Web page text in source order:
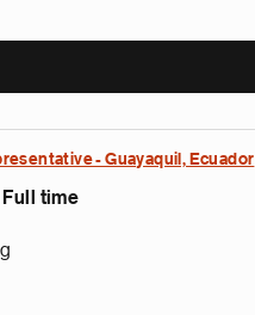
- Guayaquil, Ecuador
Full time